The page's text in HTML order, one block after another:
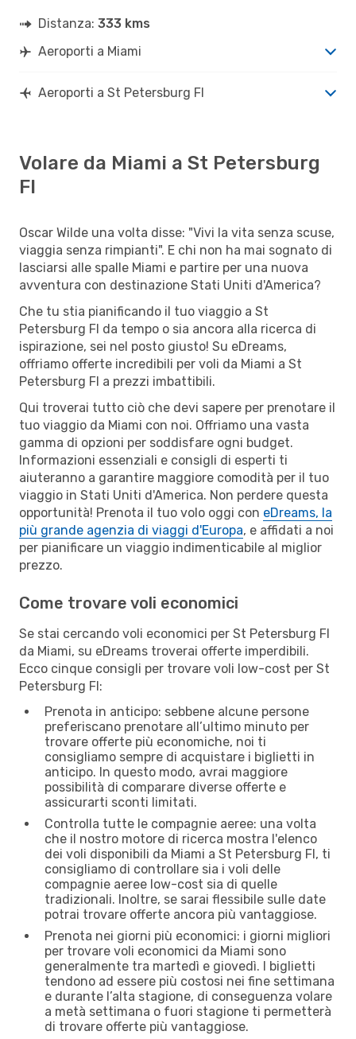
Distanza: 333 kms
Aeroporti a Miami
Aeroporti a St Petersburg Fl
Volare da Miami a St Petersburg
Fl
Oscar Wilde una volta disse: "Vivi la vita senza scuse,
viaggia senza rimpianti". E chi non ha mai sognato di
lasciarsi alle spalle Miami e partire per una nuova
avventura con destinazione Stati Uniti d'America?
Che tu stia pianificando il tuo viaggio a St
Petersburg Fl da tempo o sia ancora alla ricerca di
ispirazione, sei nel posto giusto! Su eDreams,
offriamo offerte incredibili per voli da Miami a St
Petersburg Fl a prezzi imbattibili.
Qui troverai tutto ciò che devi sapere per prenotare il
tuo viaggio da Miami con noi. Offriamo una vasta
gamma di opzioni per soddisfare ogni budget.
Informazioni essenziali e consigli di esperti ti
aiuteranno a garantire maggiore comodità per il tuo
viaggio in Stati Uniti d'America. Non perdere questa
opportunità! Prenota il tuo volo oggi con eDreams, la
più grande agenzia di viaggi d'Europa, e affidati a noi
per pianificare un viaggio indimenticabile al miglior
prezzo.
Come trovare voli economici
Se stai cercando voli economici per St Petersburg Fl
da Miami, su eDreams troverai offerte imperdibili.
Ecco cinque consigli per trovare voli low-cost per St
Petersburg Fl:
Prenota in anticipo: sebbene alcune persone
preferiscano prenotare all’ultimo minuto per
trovare offerte più economiche, noi ti
consigliamo sempre di acquistare i biglietti in
anticipo. In questo modo, avrai maggiore
possibilità di comparare diverse offerte e
assicurarti sconti limitati.
Controlla tutte le compagnie aeree: una volta
che il nostro motore di ricerca mostra l'elenco
dei voli disponibili da Miami a St Petersburg Fl, ti
consigliamo di controllare sia i voli delle
compagnie aeree low-cost sia di quelle
tradizionali. Inoltre, se sarai flessibile sulle date
potrai trovare offerte ancora più vantaggiose.
Prenota nei giorni più economici: i giorni migliori
per trovare voli economici da Miami sono
generalmente tra martedì e giovedì. I biglietti
tendono ad essere più costosi nei fine settimana
e durante l’alta stagione, di conseguenza volare
a metà settimana o fuori stagione ti permetterà
di trovare offerte più vantaggiose.